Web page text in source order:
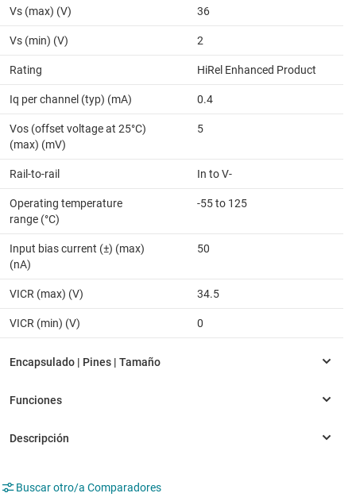
Vs (max) (V) 36
Vs (min) (V) 2
Rating HiRel Enhanced Product
Iq per channel (typ) (mA) 0.4
Vos (offset voltage at 25°C)
(max) (mV)
5
Rail-to-rail In to V-
Operating temperature
range (°C)
-55 to 125
Input bias current (±) (max)
(nA)
50
VICR (max) (V) 34.5
VICR (min) (V) 0
Buscar otro/a Comparadores